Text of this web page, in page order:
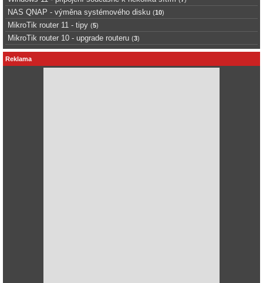
NAS QNAP - výměna systémového disku (10)
MikroTik router 11 - tipy (5)
MikroTik router 10 - upgrade routeru (3)
Reklama